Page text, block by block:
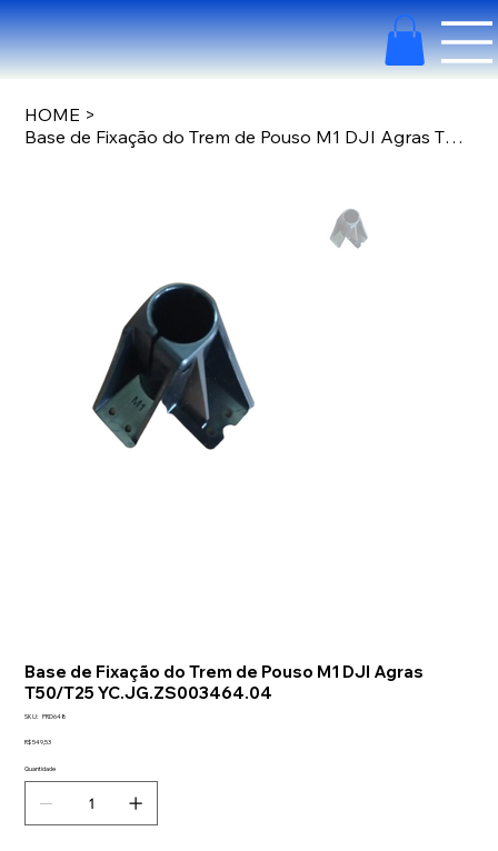
HOME >
Base de Fixação do Trem de Pouso M1 DJI Agras T50/T25 YC.JG.ZS003464.04
Base de Fixação do Trem de Pouso M1 DJI Agras
T50/T25 YC.JG.ZS003464.04
SKU: SKU
PRD648
Preço
R$ 549,53
Quantidade